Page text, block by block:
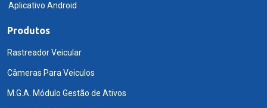
Aplicativo Android
Produtos
Rastreador Veicular
Câmeras Para Veiculos
M.G.A. Módulo Gestão de Ativos